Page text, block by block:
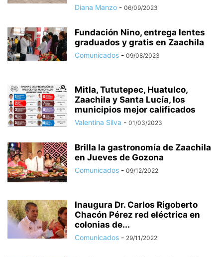
Diana Manzo - 06/09/2023
Fundación Nino, entrega lentes
graduados y gratis en Zaachila
Comunicados - 09/08/2023
Mitla, Tututepec, Huatulco,
Zaachila y Santa Lucía, los
municipios mejor calificados
Valentina Silva - 01/03/2023
Brilla la gastronomía de Zaachila
en Jueves de Gozona
Comunicados - 09/12/2022
Inaugura Dr. Carlos Rigoberto
Chacón Pérez red eléctrica en
colonias de...
Comunicados - 29/11/2022